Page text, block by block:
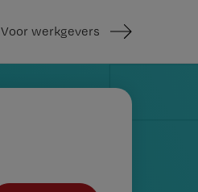
Voor werkgevers